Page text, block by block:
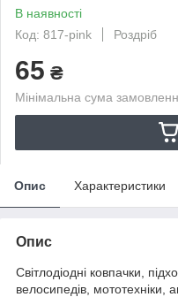
В наявності
Код: 817-pink
Роздріб
65 ₴
Мінімальна сума
Опис Характеристики
Опис
Світлодіодні ковпачки,
велосипедів, мототехніки,